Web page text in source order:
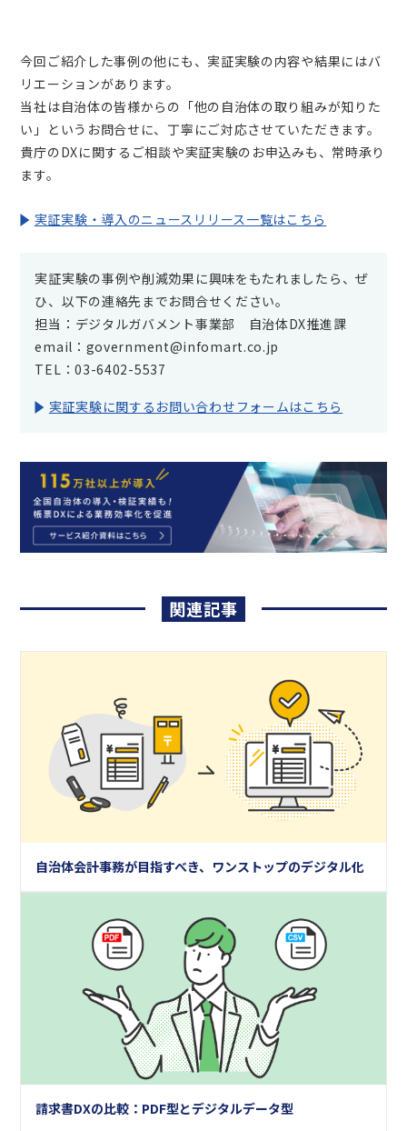
今回ご紹介した事例の他にも、実証実験の内容や結果にはバ
リエーションがあります。
当社は自治体の皆様からの「他の自治体の取り組みが知りた
い」というお問合せに、丁寧にご対応させていただきます。
貴庁のDXに関するご相談や実証実験のお申込みも、常時承り
ます。
実証実験・導入のニュースリリース一覧はこちら
実証実験の事例や削減効果に興味をもたれましたら、ぜ
ひ、以下の連絡先までお問合せください。
担当：デジタルガバメント事業部 自治体DX推進課
email：government@infomart.co.jp
TEL：03-6402-5537
実証実験に関するお問い合わせフォームはこちら
関連記事
自治体会計事務が目指すべき、ワンストップのデジタル化
請求書DXの比較：PDF型とデジタルデータ型